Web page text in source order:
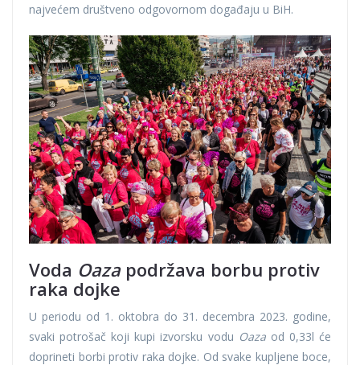
najvećem društveno odgovornom događaju u BiH.
Voda Oazapodržava borbu protiv
raka dojke
U periodu od 1. oktobra do 31. decembra 2023. godine,
svaki potrošač koji kupi izvorsku vodu Oaza od 0,33l će
doprineti borbi protiv raka dojke. Od svake kupljene boce,